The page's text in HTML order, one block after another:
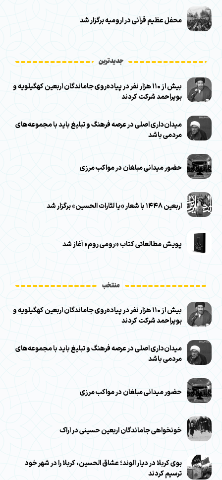
محفل عظیم قرآنی در ارومیه برگزار شد
جدیدترین
بیش از ۱۱۰ هزار نفر در پیاده‌روی جاماندگان اربعین کهگیلویه و
بویراحمد شرکت کردند
میدان‌داری اصلی در عرصه فرهنگ و تبلیغ باید با مجموعه‌های
مردمی باشد
حضور میدانی مبلغان در مواکب مرزی
اربعین ۱۴۴۸ با شعار «یا لثارات الحسین» برگزار شد
پویش مطالعاتی کتاب «رومی روم» آغاز شد
منتخب
بیش از ۱۱۰ هزار نفر در پیاده‌روی جاماندگان اربعین کهگیلویه و
بویراحمد شرکت کردند
میدان‌داری اصلی در عرصه فرهنگ و تبلیغ باید با مجموعه‌های
مردمی باشد
حضور میدانی مبلغان در مواکب مرزی
خونخواهی جاماندگان اربعین حسینی در اراک
بوی کربلا در دیار الوند؛ عشاق الحسین، کربلا را در شهر خود
ترسیم کردند